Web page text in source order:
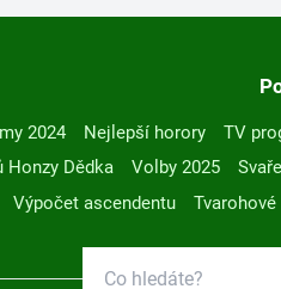
2024 Nejlepší horory TV
Honzy Dědka Volby 2025
Výpočet ascendentu